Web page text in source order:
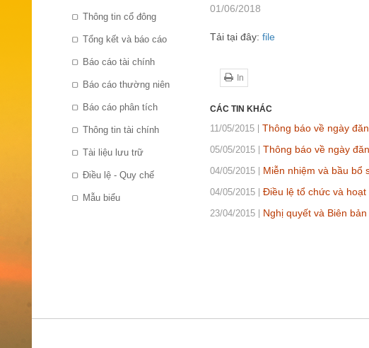
Thông tin cổ đông
Tổng kết và báo cáo
Báo cáo tài chính
Báo cáo thường niên
Báo cáo phân tích
Thông tin tài chính
Tài liệu lưu trữ
Điều lệ - Quy chế
Mẫu biểu
01/06/2018
Tải tại đây: file
In
CÁC TIN KHÁC
11/05/2015 Thông báo về ngày
05/05/2015 Thông báo về ngày
04/05/2015 Miễn nhiệm và bầu bổ
04/05/2015 Điều lệ tổ chức và
23/04/2015 Nghị quyết và Biên